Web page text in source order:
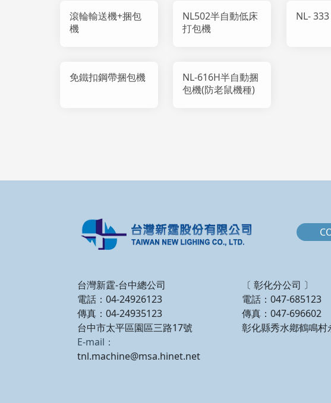
滾輪輸送機+捆包
機
NL502半自動低床
打包機
NL- 333
免鐵扣鋼帶捆包機
NL-616H半自動捆
包機(防老鼠機種)
台灣新霆-台中總公司
電話：04-24926123
傳真：04-24935123
台中市太平區園區三路17號
E-mail：
tnl.machine@msa.hinet.net
〔 彰化分公司 〕
電話：047-685123
傳真：047-696602
彰化縣秀水鄕鶴鳴村